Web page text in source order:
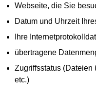
Webseite, die Sie
Datum und Uhrzeit
Ihre
übertragene
Zugriffsstatus (Dateien
etc.)